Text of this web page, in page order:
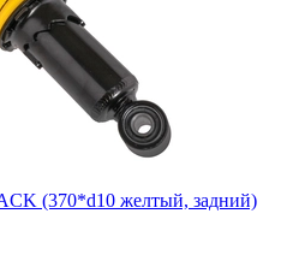
(370*d10 желтый, задний)